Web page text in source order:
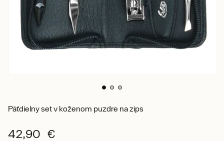
Päťdielny set v koženom puzdre na zips
42,90 €